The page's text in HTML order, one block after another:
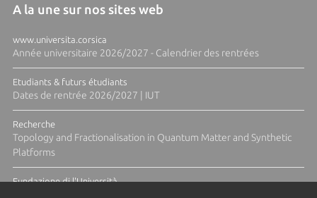
A la une sur nos sites web
www.universita.corsica
Année universitaire 2026/2027 - Calendrier des rentrées
Etudiants & futurs étudiants
Dates de rentrée 2026/2027 | IUT
Recherche
Topology and Fractionalisation in Quantum Matter and Synthetic
Platforms
Fundazione di l'Università